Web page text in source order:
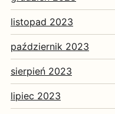
listopad 2023
październik 2023
sierpień 2023
lipiec 2023